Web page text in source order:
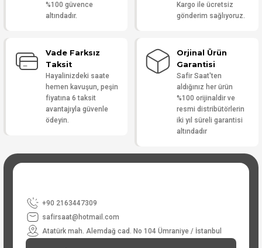
%100 güvence
altındadır.
Kargo ile ücretsiz
gönderim sağlıyoruz.
Vade Farksız
Taksit
Hayalinizdeki saate
hemen kavuşun, peşin
fiyatına 6 taksit
avantajıyla güvenle
ödeyin.
Orjinal Ürün
Garantisi
Safir Saat'ten
aldığınız her ürün
%100 orijinaldir ve
resmi distribütörlerin
iki yıl süreli garantisi
altındadır
+90 2163447309
safirsaat@hotmail.com
Atatürk mah. Alemdağ cad. No 104 Ümraniye / İstanbul